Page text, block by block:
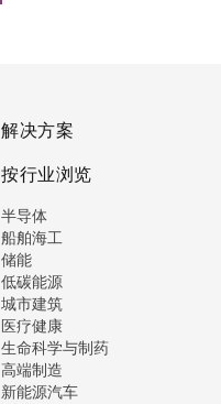
解决方案
按行业浏览
半导体
船舶海工
储能
低碳能源
城市建筑
医疗健康
生命科学与制药
高端制造
新能源汽车